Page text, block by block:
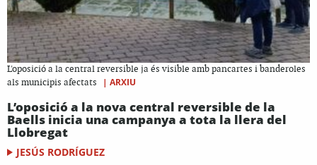
L'oposició a la central reversible ja és visible amb pancartes i banderoles
als municipis afectats
| ARXIU
L’oposició a la nova central reversible de la
Baells inicia una campanya a tota la llera del
Llobregat
JESÚS RODRÍGUEZ